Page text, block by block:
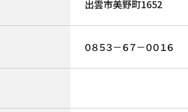
出雲市美野町1652
０８５３－６７－００１６